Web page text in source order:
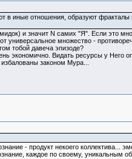
в иные отношения, образуют
и значит N самих "Я". Если это
универсальное множество -
тобой давеча эпизоде?
экономично. Видать ресурсы у Него
законом Мура...
- продукт некоего коллектива...
каждое по своему, уникальным